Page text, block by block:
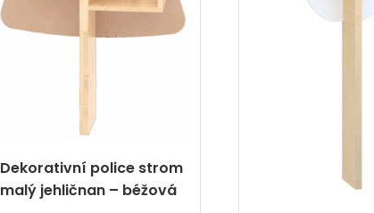
Dekorativní police strom
malý jehličnan – béžová